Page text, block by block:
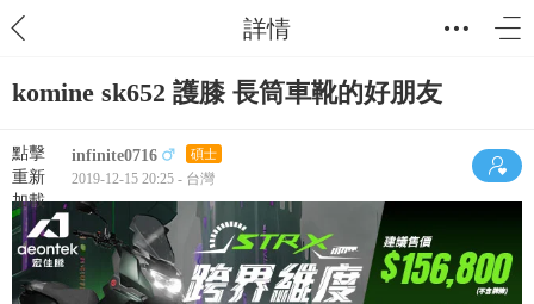
詳情
komine sk652 護膝 長筒車靴的好朋友
點擊
重新
加載
infinite0716 碩士
2019-12-15 20:25 - 台灣